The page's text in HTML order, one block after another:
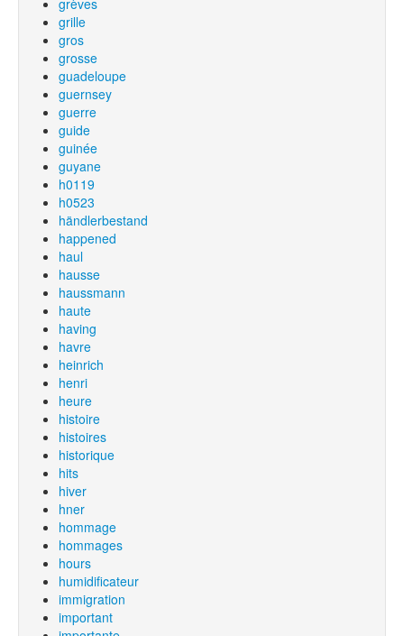
grèves
grille
gros
grosse
guadeloupe
guernsey
guerre
guide
guinée
guyane
h0119
h0523
händlerbestand
happened
haul
hausse
haussmann
haute
having
havre
heinrich
henri
heure
histoire
histoires
historique
hits
hiver
hner
hommage
hommages
hours
humidificateur
immigration
important